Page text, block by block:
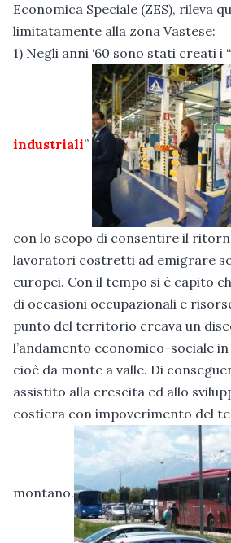
Economica Speciale (ZES), rileva
limitatamente alla zona Vastese:
1) Negli anni ‘60 sono stati creati i “
industriali”
con lo scopo di consentire il
lavoratori costretti ad emigrare
europei. Con il tempo si è capito
di occasioni occupazionali e
punto del territorio creava un
l’andamento economico-sociale
cioè da monte a valle. Di
assistito alla crescita ed allo
costiera con impoverimento del
montano.